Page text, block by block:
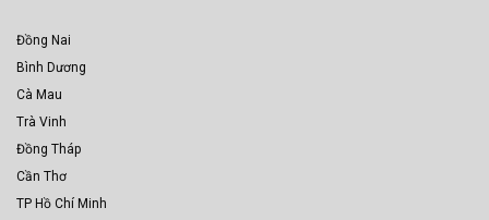
Đồng Nai
Bình Dương
Cà Mau
Trà Vinh
Đồng Tháp
Cần Thơ
TP Hồ Chí Minh